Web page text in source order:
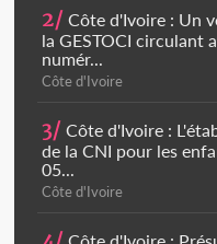
2/ Côte d'Ivoire : Un
la GESTOCI circulant
numér...
Côte d'Ivoire
3/ Côte d'Ivoire :
de la CNI pour les
05...
Côte d'Ivoire